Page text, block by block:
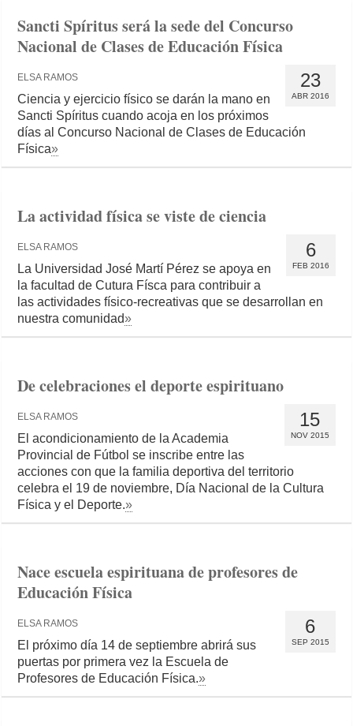
Sancti Spíritus será la sede del Concurso
Nacional de Clases de Educación Física
23
ABR 2016
ELSA RAMOS
Ciencia y ejercicio físico se darán la mano en
Sancti Spíritus cuando acoja en los próximos
días al Concurso Nacional de Clases de Educación
Física»
La actividad física se viste de ciencia
6
FEB 2016
ELSA RAMOS
La Universidad José Martí Pérez se apoya en
la facultad de Cutura Físca para contribuir a
las actividades físico-recreativas que se desarrollan en
nuestra comunidad»
De celebraciones el deporte espirituano
15
NOV 2015
ELSA RAMOS
El acondicionamiento de la Academia
Provincial de Fútbol se inscribe entre las
acciones con que la familia deportiva del territorio
celebra el 19 de noviembre, Día Nacional de la Cultura
Física y el Deporte.»
Nace escuela espirituana de profesores de
Educación Física
6
SEP 2015
ELSA RAMOS
El próximo día 14 de septiembre abrirá sus
puertas por primera vez la Escuela de
Profesores de Educación Física.»